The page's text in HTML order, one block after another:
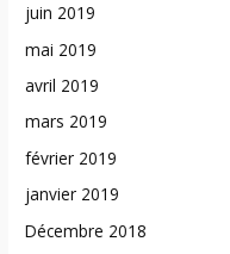
juin 2019
mai 2019
avril 2019
mars 2019
février 2019
janvier 2019
Décembre 2018